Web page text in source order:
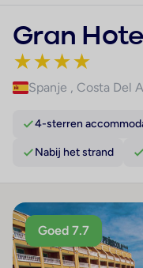
Gran
★★★★
Spanje , Costa Del
4-sterren
Nabij het strand
Goed 7.7